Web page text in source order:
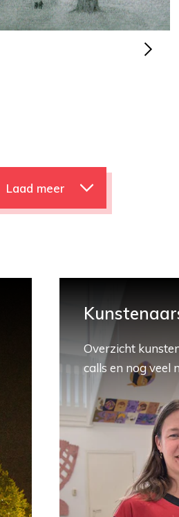
Laad meer
Overzicht
calls en nog veel